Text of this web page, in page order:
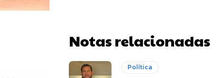
Notas relacionadas
Política